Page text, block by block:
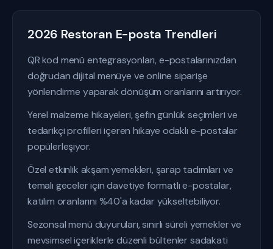
2026 Restoran E-posta Trendleri
QR kod menü entegrasyonları, e-postalarınızdan
doğrudan dijital menüye ve online siparişe
yönlendirme yaparak dönüşüm oranlarını artırıyor.
Yerel malzeme hikayeleri, şefin günlük seçimleri ve
tedarikçi profilleri içeren hikaye odaklı e-postalar
popülerleşiyor.
Özel etkinlik akşam yemekleri, şarap tadımları ve
temalı geceler için davetiye formatlı e-postalar,
katılım oranlarını %40'a kadar yükseltebiliyor.
Sezonsal menü duyuruları, sınırlı süreli yemekler ve
mevsimsel içeriklerle düzenli bültenler sadakati